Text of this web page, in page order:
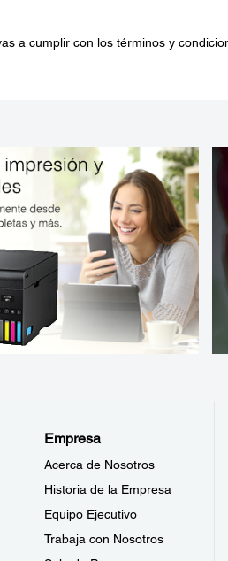
a cumplir con los términos y
Empresa
Acerca de Nosotros
Historia de la Empresa
Equipo Ejecutivo
Trabaja con Nosotros